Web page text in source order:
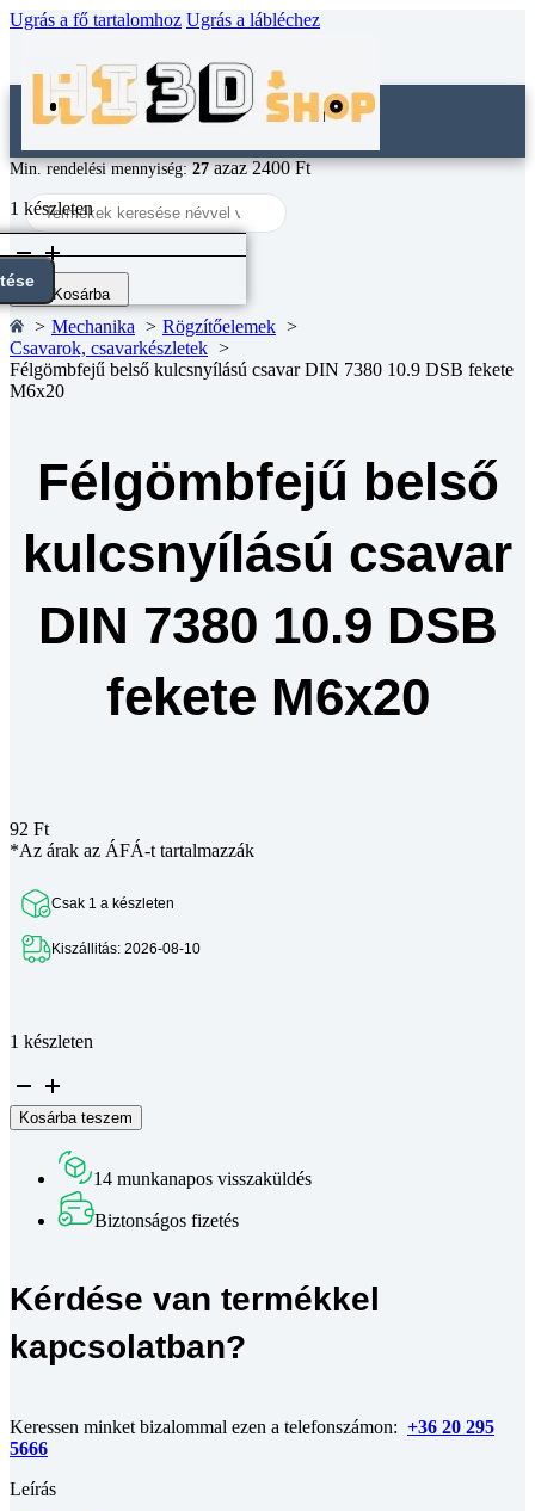
Ugrás a fő tartalomhoz Ugrás a lábléchez
Search
...
Min. rendelési mennyiség:27azaz 2400 Ft
1 készleten
Félgömbfejű
belső
kulcsnyílású
csavar
DIN
7380
10.9
DSB
mennyiség
Kosárba
Mechanika
Rögzítőelemek
Csavarok, csavarkészletek
Félgömbfejű belső kulcsnyílású csavar DIN 7380 10.9 DSB fekete
M6x20
Félgömbfejű belső
kulcsnyílású csavar
DIN 7380 10.9 DSB
fekete M6x20
92 Ft
*Az árak az ÁFÁ-t tartalmazzák
Csak 1 a készleten
Kiszállitás: 2026-08-10
1 készleten
Félgömbfejű
belső
kulcsnyílású
7380
DSB
mennyiség
Kosárba teszem
14 munkanapos visszaküldés
Biztonságos fizetés
Kérdése van termékkel
kapcsolatban?
Keressen minket bizalommal ezen a telefonszámon: +36 20 295
5666
Leírás